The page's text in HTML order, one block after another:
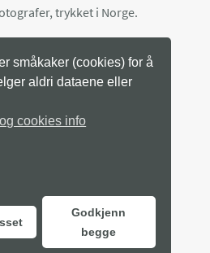
trykket i Norge.
bilde, trykket på bestilling.
3-8 arb dager + levering.
småkaker (cookies) for å
aldri dataene eller
cookies info
Godkjenn
begge